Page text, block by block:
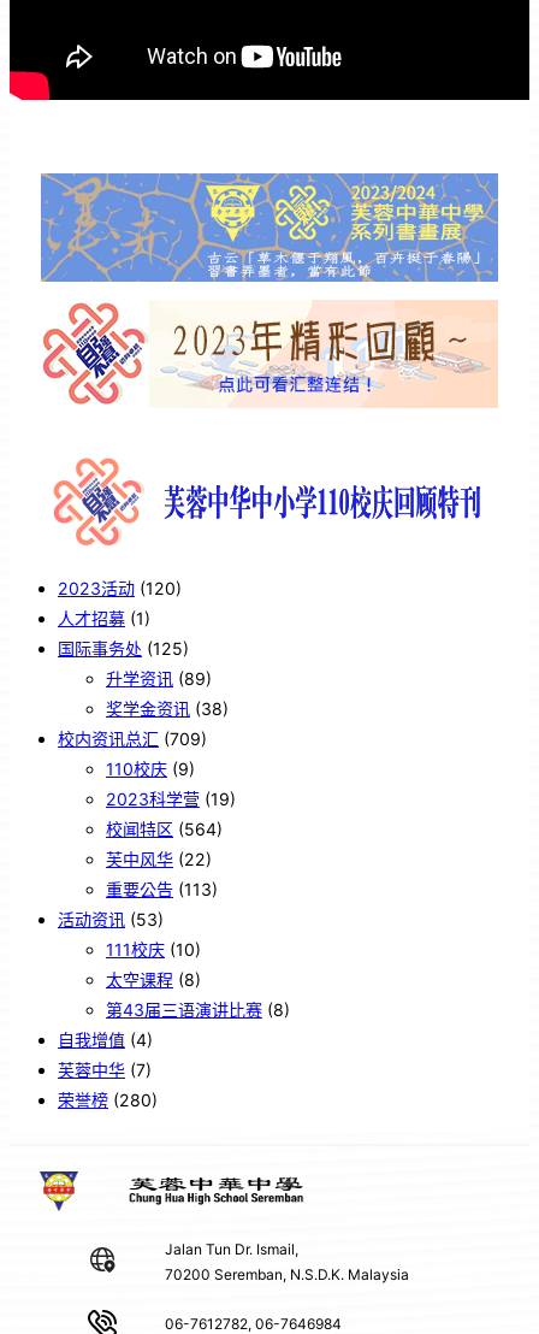
2023活动 (120)
人才招募 (1)
国际事务处 (125)
升学资讯 (89)
奖学金资讯 (38)
校内资讯总汇 (709)
110校庆 (9)
2023科学营 (19)
校闻特区 (564)
芙中风华 (22)
重要公告 (113)
活动资讯 (53)
111校庆 (10)
太空课程 (8)
第43届三语演讲比赛 (8)
自我增值 (4)
芙蓉中华 (7)
荣誉榜 (280)
Jalan Tun Dr. Ismail,
70200 Seremban, N.S.D.K. Malaysia
06-7612782, 06-7646984